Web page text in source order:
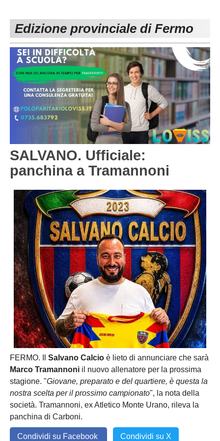
Carica la tua Rosa
1^ CATEGORIA
2^ CATEGORIA
3^ CATEGORIA
GIOVANILI
Edizione provinciale di Fermo
SALVANO. Ufficiale:
panchina a Tramannoni
FERMO. Il Salvano Calcio è lieto di annunciare che sarà
Marco Tramannoni il nuovo allenatore per la prossima
stagione. "Giovane, preparato e del quartiere, è questa la
nostra scelta per il prossimo campionato", la nota della
società. Tramannoni, ex Atletico Monte Urano, rileva la
panchina di Carboni.
Condividi su Facebook Condividi su X